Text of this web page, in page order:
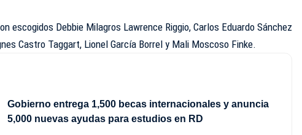
escogidos Debbie Milagros Lawrence Riggio, Carlos Eduardo Sánchez
Castro Taggart, Lionel García Borrel y Mali Moscoso Finke.
Gobierno entrega 1,500 becas internacionales y anuncia
5,000 nuevas ayudas para estudios en RD